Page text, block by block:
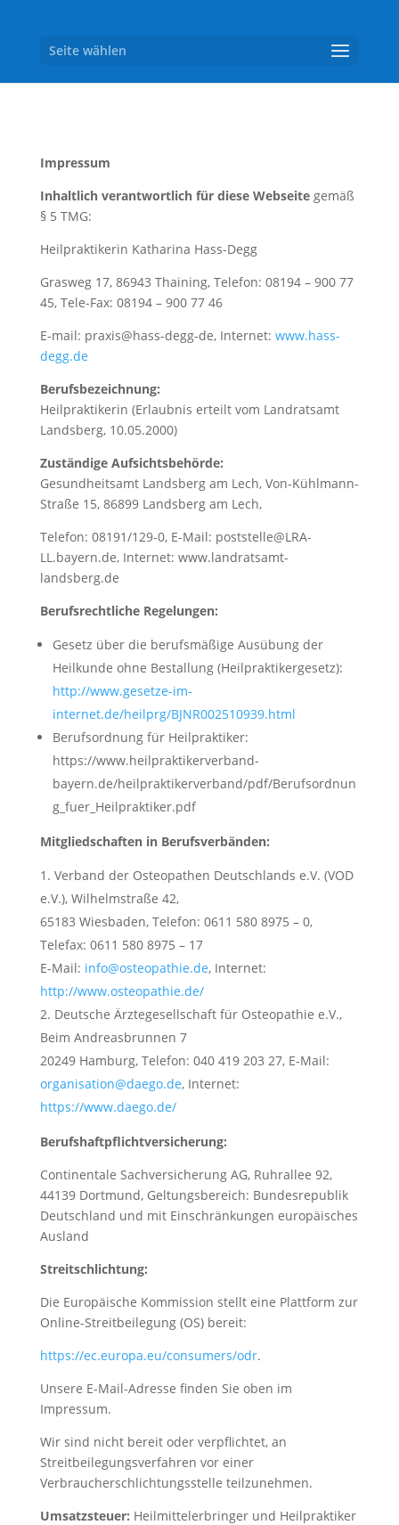
Seite wählen
Impressum
Inhaltlich verantwortlich für diese Webseitegemäß
§ 5 TMG:
Heilpraktikerin Katharina Hass-Degg
Grasweg 17, 86943 Thaining, Telefon: 08194 – 900 77
45, Tele-Fax: 08194 – 900 77 46
E-mail: praxis@hass-degg-de, Internet: www.hass-
degg.de
Berufsbezeichnung:
Heilpraktikerin (Erlaubnis erteilt vom Landratsamt
Landsberg, 10.05.2000)
Zuständige Aufsichtsbehörde:
Gesundheitsamt Landsberg am Lech, Von-Kühlmann-
Straße 15, 86899 Landsberg am Lech,
Telefon: 08191/129-0, E-Mail: poststelle@LRA-
LL.bayern.de, Internet: www.landratsamt-
landsberg.de
Berufsrechtliche Regelungen:
Gesetz über die berufsmäßige Ausübung der
Heilkunde ohne Bestallung (Heilpraktikergesetz):
http://www.gesetze-im-
internet.de/heilprg/BJNR002510939.html
Berufsordnung für Heilpraktiker:
https://www.heilpraktikerverband-
bayern.de/heilpraktikerverband/pdf/Berufsordnun
g_fuer_Heilpraktiker.pdf
Mitgliedschaften in Berufsverbänden:
Verband der Osteopathen Deutschlands e.V. (VOD
e.V.), Wilhelmstraße 42,
65183 Wiesbaden, Telefon: 0611 580 8975 – 0,
Telefax: 0611 580 8975 – 17
E-Mail: info@osteopathie.de, Internet:
http://www.osteopathie.de/
Deutsche Ärztegesellschaft für Osteopathie e.V.,
Beim Andreasbrunnen 7
20249 Hamburg, Telefon: 040 419 203 27, E-Mail:
organisation@daego.de, Internet:
https://www.daego.de/
Berufshaftpflichtversicherung:
Continentale Sachversicherung AG, Ruhrallee 92,
44139 Dortmund, Geltungsbereich: Bundesrepublik
Deutschland und mit Einschränkungen europäisches
Ausland
Streitschlichtung:
Die Europäische Kommission stellt eine Plattform zur
Online-Streitbeilegung (OS) bereit:
https://ec.europa.eu/consumers/odr.
Unsere E-Mail-Adresse finden Sie oben im
Impressum.
Wir sind nicht bereit oder verpflichtet, an
Streitbeilegungsverfahren vor einer
Verbraucherschlichtungsstelle teilzunehmen.
Umsatzsteuer: Heilmittelerbringer und Heilpraktiker